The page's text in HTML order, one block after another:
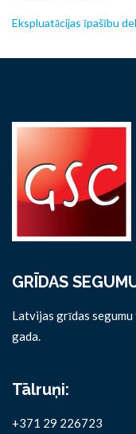
Ekspluatācijas īpašību
GRĪDAS
Latvijas grīdas
gada.
Tālruņi:
+371 29 226723